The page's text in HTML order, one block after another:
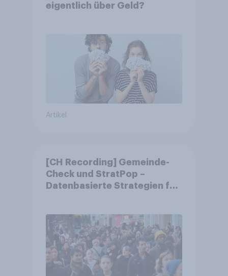
eigentlich über Geld?
Artikel
[CH Recording] Gemeinde-
Check und StratPop –
Datenbasierte Strategien für